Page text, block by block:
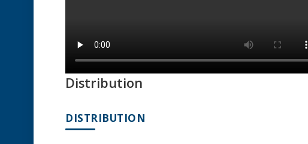
Distribution
DISTRIBUTION